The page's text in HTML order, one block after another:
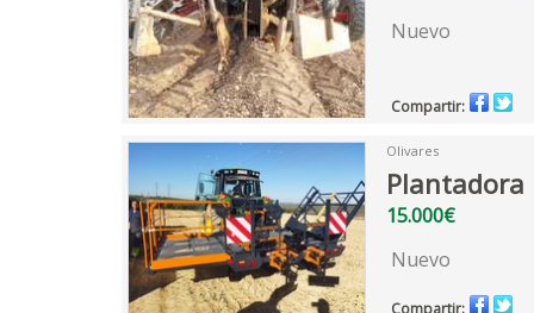
Nuevo
Compartir:
Olivares
Plantadora
15.000€
Nuevo
Compartir: